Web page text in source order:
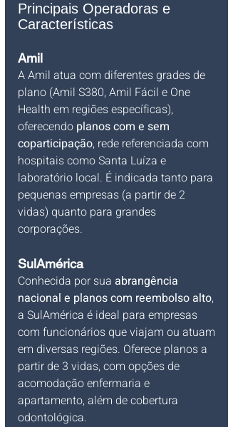
Principais Operadoras e
Características
Amil
A Amil atua com diferentes grades de
plano (Amil S380, Amil Fácil e One
Health em regiões específicas),
oferecendo planos com e sem
coparticipação, rede referenciada com
hospitais como Santa Luíza e
laboratório local. É indicada tanto para
pequenas empresas (a partir de 2
vidas) quanto para grandes
corporações.
SulAmérica
Conhecida por sua abrangência
nacional e planos com reembolso alto,
a SulAmérica é ideal para empresas
com funcionários que viajam ou atuam
em diversas regiões. Oferece planos a
partir de 3 vidas, com opções de
acomodação enfermaria e
apartamento, além de cobertura
odontológica.